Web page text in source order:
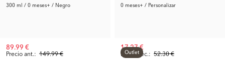
300 ml / 0 meses+ / Negro
Precio ant.: 149.99 €
89.99 €
0 meses+ / Personalizar
Precio rec.: 52.30 €
17.27 €
Outlet